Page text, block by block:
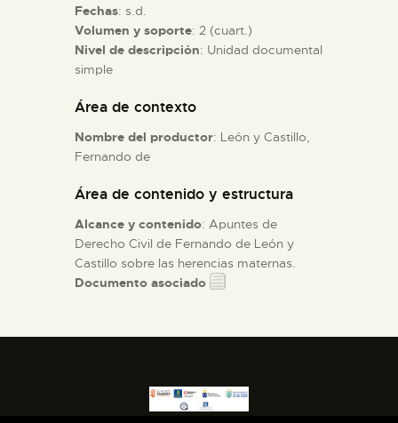
DIDÁCTICA
ESPAÑOL
Fechas: s.d.
Volumen y soporte: 2 (cuart.)
Nivel de descripción: Unidad documental
simple
Área de contexto
Nombre del productor: León y Castillo,
Fernando de
Área de contenido y estructura
Alcance y contenido: Apuntes de
Derecho Civil de Fernando de León y
Castillo sobre las herencias maternas.
Documento asociado